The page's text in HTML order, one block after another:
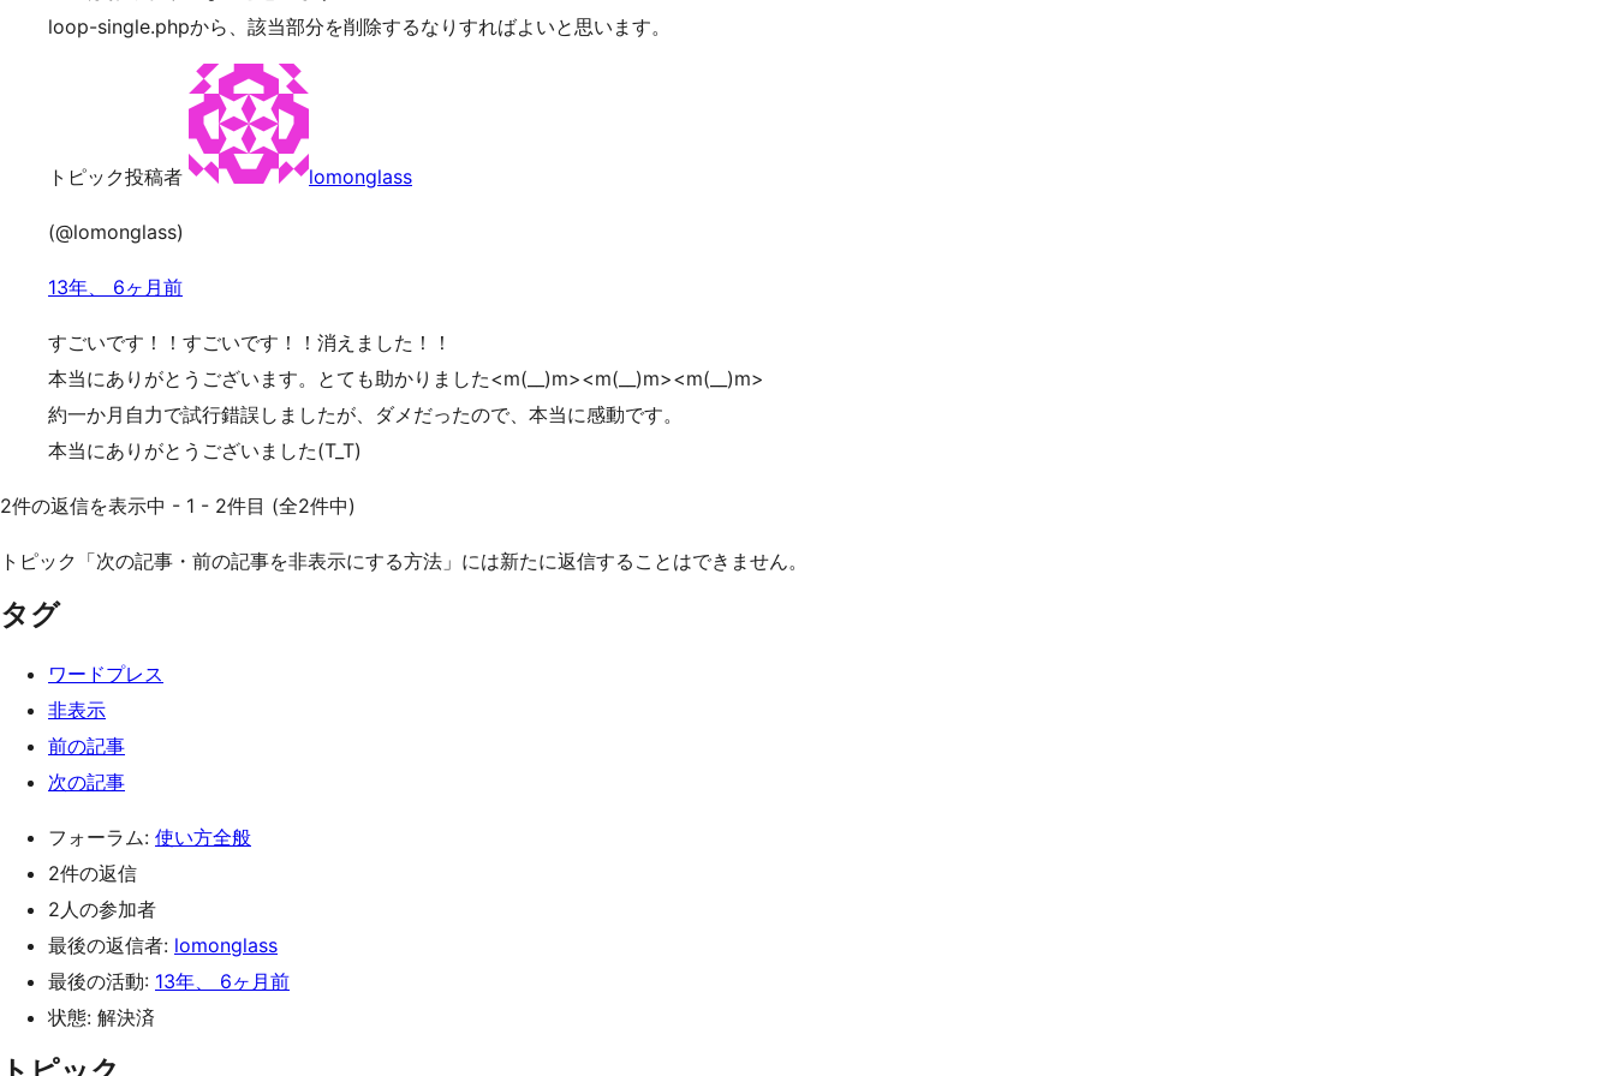
loop-single.phpから、該当部分を削除するなりすればよいと思います。
トピック投稿者 lomonglass
(@lomonglass)
13年、 6ヶ月前
すごいです！！すごいです！！消えました！！
本当にありがとうございます。とても助かりました<m(__)m><m(__)m><m(__)m>
約一か月自力で試行錯誤しましたが、ダメだったので、本当に感動です。
本当にありがとうございました(T_T)
2件の返信を表示中 - 1 - 2件目 (全2件中)
トピック「次の記事・前の記事を非表示にする方法」には新たに返信することはできません。
タグ
ワードプレス
非表示
前の記事
次の記事
フォーラム: 使い方全般
2件の返信
2人の参加者
最後の返信者: lomonglass
最後の活動: 13年、 6ヶ月前
状態: 解決済